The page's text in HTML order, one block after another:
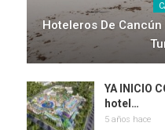
Hoteleros De
YA INICIO
hotel…
5 años hace